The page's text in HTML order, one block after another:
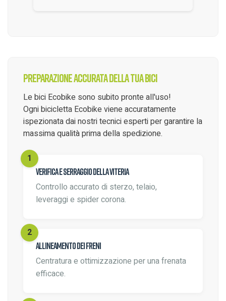
Preparazione accurata della tua bici
Le bici Ecobike sono subito pronte all'uso!
Ogni bicicletta Ecobike viene accuratamente
ispezionata dai nostri tecnici esperti per garantire la
massima qualità prima della spedizione.
Verifica e serraggio della viteria
Controllo accurato di sterzo, telaio,
leveraggi e spider corona.
Allineamento dei freni
Centratura e ottimizzazione per una frenata
efficace.